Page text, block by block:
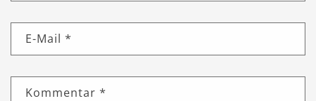
E-Mail *
Kommentar *